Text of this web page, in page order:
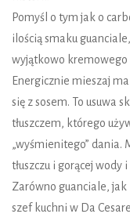
Pomyśl o tym jak o
ilością smaku
wyjątkowo kremowego
Energicznie mieszaj
się z sosem. To usuwa
tłuszczem, którego
„wyśmienitego” dania.
tłuszczu i gorącej wody
Zarówno guanciale, jak
szef kuchni w Da